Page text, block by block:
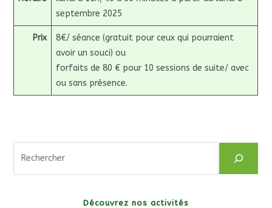
septembre 2025
Prix
8€/ séance (gratuit pour ceux qui pourraient
avoir un souci) ou
forfaits de 80 € pour 10 sessions de suite/ avec
ou sans présence.
Découvrez nos activités